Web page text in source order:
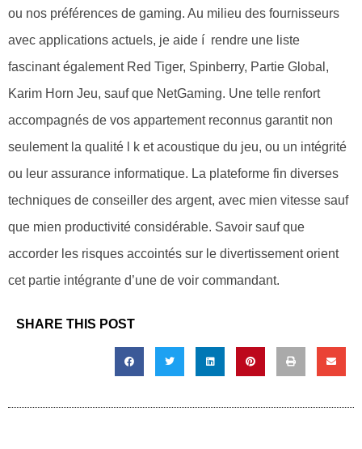
ou nos préférences de gaming. Au milieu des fournisseurs
avec applications actuels, je aide í rendre une liste
fascinant également Red Tiger, Spinberry, Partie Global,
Karim Horn Jeu, sauf que NetGaming. Une telle renfort
accompagnés de vos appartement reconnus garantit non
seulement la qualité l k et acoustique du jeu, ou un intégrité
ou leur assurance informatique. La plateforme fin diverses
techniques de conseiller des argent, avec mien vitesse sauf
que mien productivité considérable. Savoir sauf que
accorder les risques accointés sur le divertissement orient
cet partie intégrante d’une de voir commandant.
SHARE THIS POST